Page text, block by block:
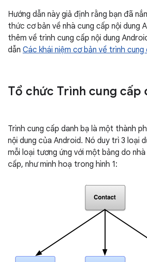
Hướng dẫn này giả định rằng bạn đã
thức cơ bản về nhà cung cấp nội dung
thêm về trình cung cấp nội dung
dẫn Các khái niệm cơ bản về trình cung
Tổ chức Trình cung cấp
Trình cung cấp danh bạ là một thành
nội dung của Android. Nó duy trì 3 loại
mỗi loại tương ứng với một bảng do
cấp, như minh hoạ trong hình 1: